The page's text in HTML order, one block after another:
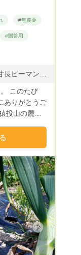
#無農薬
#贈答用
このたび
ありがとうご
投山の麓に
です。 安
にこだわって
ト、ステー
、かぼちゃ
大根、チンゲ
です。 年間
います。 安
味ください。
すと嬉しいで
たします。